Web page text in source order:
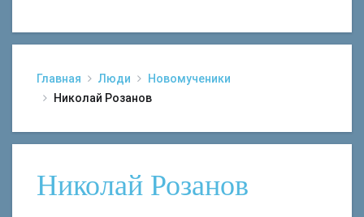
Главная Люди
Новомученики
Николай Розанов
Николай Розанов